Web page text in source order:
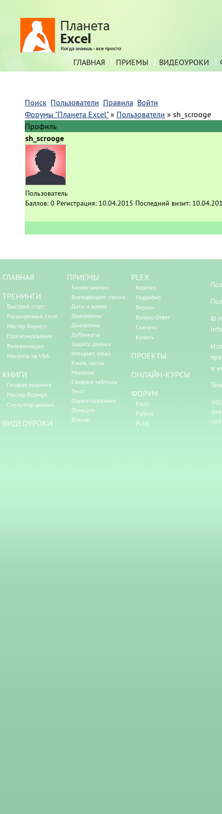
ГЛАВНАЯ ПРИЕМЫ ВИДЕОУРОКИ
Поиск Пользователи Правила Войти
Форумы "Планета Excel" » Пользователи » sh_scrooge
Профиль
sh_scrooge
Пользователь
Баллов: 0 Регистрация: 10.04.2015 Последний визит:
ГЛАВНАЯ
ТРЕНИНГИ
Быстрый старт
Расширенный Excel
Мастер Формул
Прогнозирование
Визуализация
Макросы на VBA
КНИГИ
Готовые решения
Мастер Формул
Скульптор данных
ВИДЕОУРОКИ
ПРИЕМЫ
Бизнес-анализ
Выпадающие списки
Даты и время
Диаграммы
Диапазоны
Дубликаты
Защита данных
Интернет, email
Книги, листы
Макросы
Сводные таблицы
Текст
Форматирование
Функции
Всякое
PLEX
Коротко
Подробно
Версии
Вопрос-Ответ
Скачать
Купить
ПРОЕКТЫ
ОНЛАЙН-КУРСЫ
ФОРУМ
Excel
Работа
PLEX
©
и